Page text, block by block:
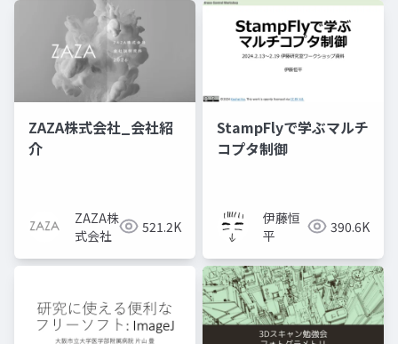
ZAZA株式会社_会社紹
介
ZAZA株
式会社
521.2K
StampFlyで学ぶマルチ
コプタ制御
伊藤恒
平
390.6K